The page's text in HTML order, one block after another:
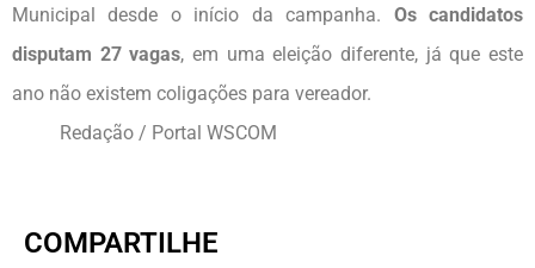
Municipal desde o início da campanha. Os candidatos
disputam 27 vagas, em uma eleição diferente, já que este
ano não existem coligações para vereador.
Redação / Portal WSCOM
COMPARTILHE